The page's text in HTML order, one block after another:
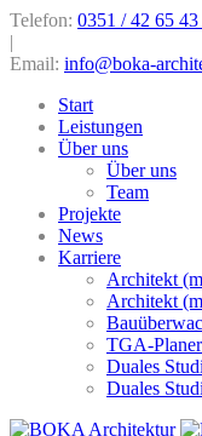
Telefon: 0351 / 42 65
|
Email: info@boka-
Start
Leistungen
Über uns
Über uns
Team
Projekte
News
Karriere
Architekt
Architekt
TGA-
Duales
Duales